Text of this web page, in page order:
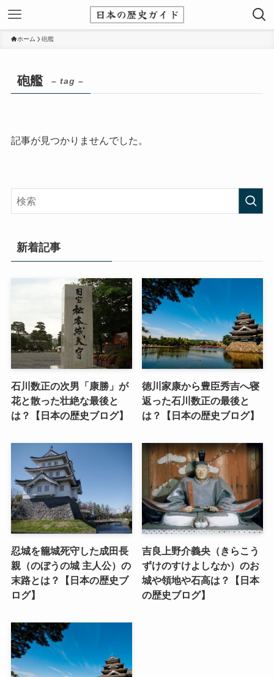
ホーム 砲艦
砲艦 – tag –
記事が見つかりませんでした。
新着記事
石川数正の次男「康勝」が
花と散った壮絶な最後と
は？【日本の歴史ブログ】
徳川家康から豊臣秀吉へ寝
返った石川数正の最後と
は？【日本の歴史ブログ】
忍城を籠城死守した成田長
親（のぼうの城 主人公）の
末路とは？【日本の歴史ブ
ログ】
吉良上野介義央（きらこう
ずけのすけよしなか）のお
城や領地や石高は？【日本
の歴史ブログ】